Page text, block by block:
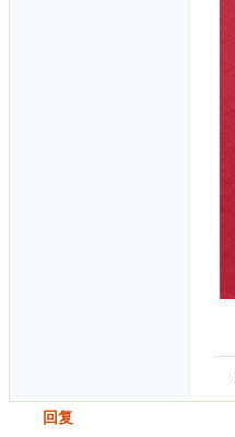
回复